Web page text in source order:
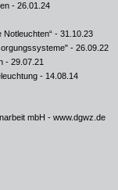
- 26.01.24
Notleuchten“ - 31.10.23
- 26.09.22
- 29.07.21
- 14.08.14
mbH - www.dgwz.de